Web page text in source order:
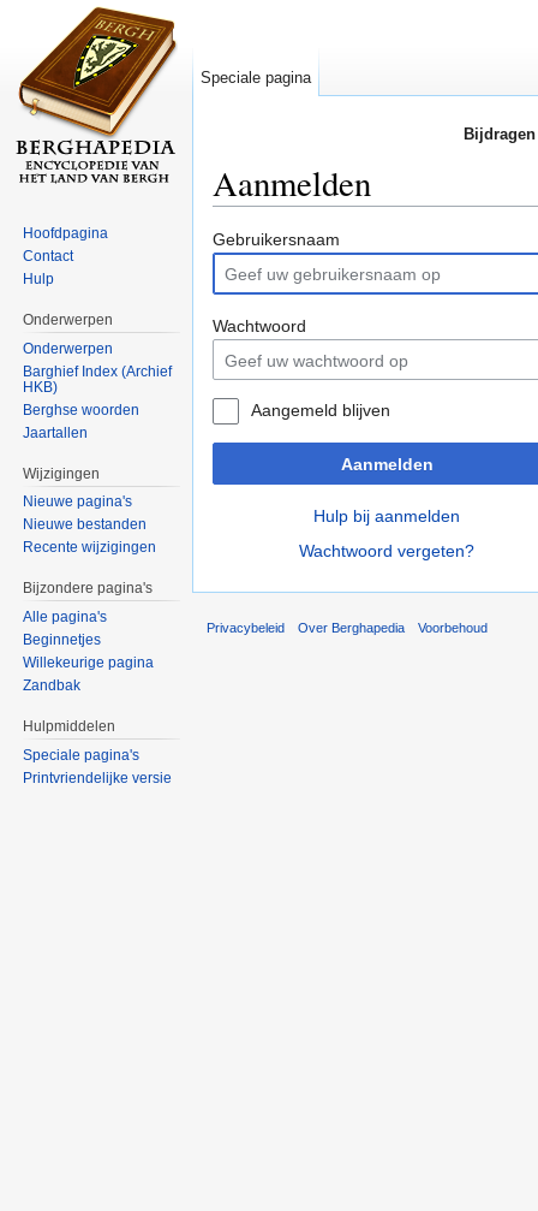
Aanmelden
Gebruikersnaam
Wachtwoord
Aangemeld blijven
Aanmelden
Hulp bij aanmelden
Wachtwoord vergeten?
Speciale pagina
Hoofdpagina
Contact
Hulp
Onderwerpen
Onderwerpen
Barghief Index (Archief
HKB)
Berghse woorden
Jaartallen
Wijzigingen
Nieuwe pagina's
Nieuwe bestanden
Recente wijzigingen
Bijzondere pagina's
Alle pagina's
Beginnetjes
Willekeurige pagina
Zandbak
Hulpmiddelen
Speciale pagina's
Printvriendelijke versie
Privacybeleid Over Berghapedia Voorbehoud